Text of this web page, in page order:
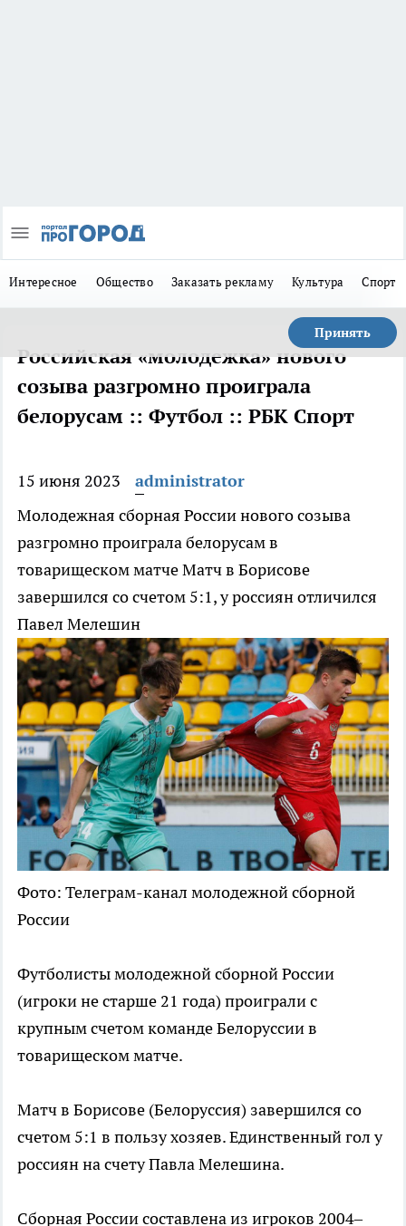
Интересное Общество Заказать рекламу Культура Спорт
Принять
Российская «молодежка» нового
созыва разгромно проиграла
белорусам :: Футбол :: РБК Спорт
15 июня 2023
administrator
Молодежная сборная России нового созыва
разгромно проиграла белорусам в
товарищеском матчеМатч в Борисове
завершился со счетом 5:1, у россиян отличился
Павел Мелешин
Фото: Телеграм-канал молодежной сборной
России
Футболисты молодежной сборной России
(игроки не старше 21 года) проиграли с
крупным счетом команде Белоруссии в
товарищеском матче.
Матч в Борисове (Белоруссия) завершился со
счетом 5:1 в пользу хозяев. Единственный гол у
россиян на счету Павла Мелешина.
Сборная России составлена из игроков 2004–